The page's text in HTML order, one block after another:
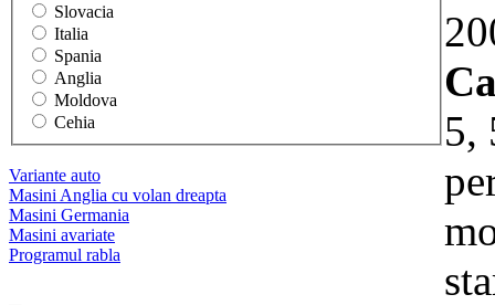
Slovacia
Italia
Spania
Anglia
Moldova
Cehia
Variante auto
Masini Anglia cu volan dreapta
Masini Germania
Masini avariate
Programul rabla
5,